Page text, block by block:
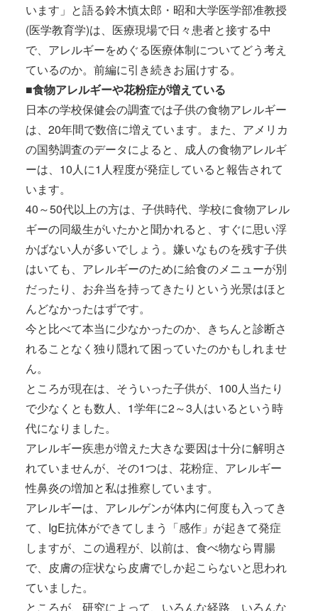
います」と語る鈴木慎太郎・昭和大学医学部准教授
(医学教育学)は、医療現場で日々患者と接する中
で、アレルギーをめぐる医療体制についてどう考え
ているのか。前編に引き続きお届けする。
■食物アレルギーや花粉症が増えている
日本の学校保健会の調査では子供の食物アレルギー
は、20年間で数倍に増えています。また、アメリカ
の国勢調査のデータによると、成人の食物アレルギ
ーは、10人に1人程度が発症していると報告されて
います。
40～50代以上の方は、子供時代、学校に食物アレル
ギーの同級生がいたかと聞かれると、すぐに思い浮
かばない人が多いでしょう。嫌いなものを残す子供
はいても、アレルギーのために給食のメニューが別
だったり、お弁当を持ってきたりという光景はほと
んどなかったはずです。
今と比べて本当に少なかったのか、きちんと診断さ
れることなく独り隠れて困っていたのかもしれませ
ん。
ところが現在は、そういった子供が、100人当たり
で少なくとも数人、1学年に2～3人はいるという時
代になりました。
アレルギー疾患が増えた大きな要因は十分に解明さ
れていませんが、その1つは、花粉症、アレルギー
性鼻炎の増加と私は推察しています。
アレルギーは、アレルゲンが体内に何度も入ってき
て、IgE抗体ができてしまう「感作」が起きて発症
しますが、この過程が、以前は、食べ物なら胃腸
で、皮膚の症状なら皮膚でしか起こらないと思われ
ていました。
ところが、研究によって、いろんな経路、いろんな